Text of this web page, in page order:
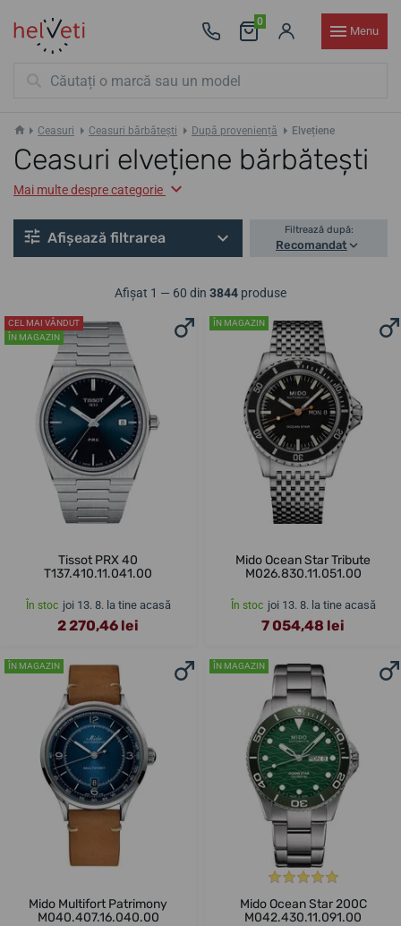
0
Menu
Ceasuri Ceasuri bărbătești După proveniență Elvețiene
Ceasuri elvețiene bărbătești
Mai multe despre categorie
Afișează filtrarea Filtrează după:
Recomandat
Afișat 1 — 60 din 3844 produse
CEL MAI VÂNDUT
ÎN MAGAZIN
Tissot PRX 40
T137.410.11.041.00
În stoc joi 13. 8. la tine acasă
2 270,46 lei
ÎN MAGAZIN
Mido Ocean Star Tribute
M026.830.11.051.00
În stoc joi 13. 8. la tine acasă
7 054,48 lei
ÎN MAGAZIN
Mido Multifort Patrimony
M040.407.16.040.00
ÎN MAGAZIN
Mido Ocean Star 200C
M042.430.11.091.00